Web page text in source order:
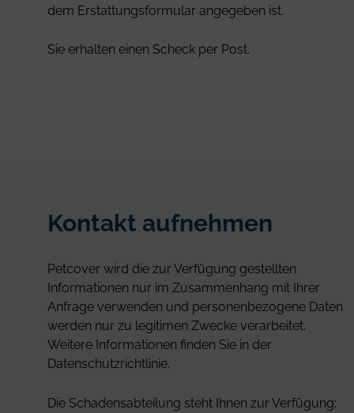
dem Erstattungsformular angegeben ist.
Sie erhalten einen Scheck per Post.
Kontakt aufnehmen
Petcover wird die zur Verfügung gestellten
Informationen nur im Zusammenhang mit Ihrer
Anfrage verwenden und personenbezogene Daten
werden nur zu legitimen Zwecke verarbeitet.
Weitere Informationen finden Sie in der
Datenschutzrichtlinie.
Die Schadensabteilung steht Ihnen zur Verfügung: